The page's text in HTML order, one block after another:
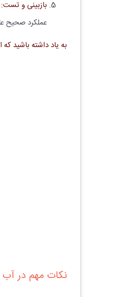
بازبینی و تست:
عملکرد صحیح
به یاد داشته باشید
نکات مهم در